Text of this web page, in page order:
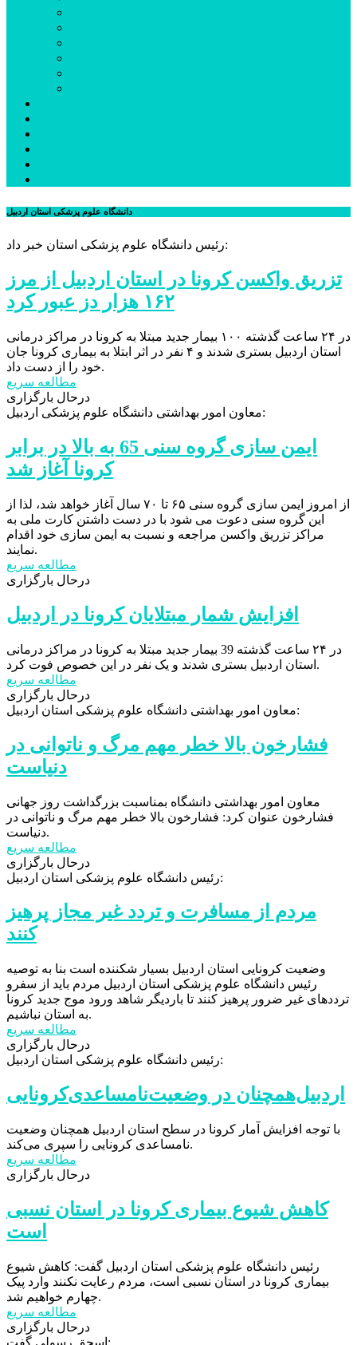
دانشگاه علوم پزشکی استان اردبیل
رئیس دانشگاه علوم پزشکی استان خبر داد:
تزریق واکسن کرونا در استان اردبیل از مرز
۱۶۲ هزار دز عبور کرد
در ۲۴ ساعت گذشته ۱۰۰ بیمار جدید مبتلا به کرونا در مراکز درمانی
استان اردبیل بستری شدند و ۴ نفر در اثر ابتلا به بیماری کرونا جان
خود را از دست داد.
مطالعه سریع
درحال بارگزاری
معاون امور بهداشتی دانشگاه علوم پزشکی اردبیل:
ایمن سازی گروه سنی 65 به بالا در برابر
کرونا آغاز شد
از امروز ایمن سازی گروه سنی ۶۵ تا ۷۰ سال آغاز خواهد شد، لذا از
این گروه سنی دعوت می شود با در دست داشتن کارت ملی به
مراکز تزریق واکسن مراجعه و نسبت به ایمن سازی خود اقدام
نمایند.
مطالعه سریع
درحال بارگزاری
افزایش شمار مبتلایان کرونا در اردبیل
در ۲۴ ساعت گذشته 39 بیمار جدید مبتلا به کرونا در مراکز درمانی
استان اردبیل بستری شدند و یک نفر در این خصوص فوت کرد.
مطالعه سریع
درحال بارگزاری
معاون امور بهداشتی دانشگاه علوم پزشکی استان اردبیل:
فشارخون بالا خطر مهم مرگ و ناتوانی در
دنياست
معاون امور بهداشتی دانشگاه بمناسبت بزرگداشت روز جهانی
فشارخون عنوان کرد: فشارخون بالا خطر مهم مرگ و ناتوانی در
دنياست.
مطالعه سریع
درحال بارگزاری
رئیس دانشگاه علوم پزشکی استان اردبیل:
مردم از مسافرت و تردد غیر مجاز پرهیز
کنند
وضعیت کرونایی استان اردبیل بسیار شکننده است بنا به توصیه
رئیس دانشگاه علوم پزشکی استان اردبیل مردم باید از سفرو
ترددهای غیر ضرور پرهیز کنند تا باردیگر شاهد ورود موج جدید کرونا
به استان نباشیم.
مطالعه سریع
درحال بارگزاری
رئیس دانشگاه علوم پزشکی استان اردبیل:
با توجه افزایش آمار کرونا در سطح استان اردبیل همچنان وضعیت
نامساعدی کرونایی را سپری می‌کند.
مطالعه سریع
درحال بارگزاری
کاهش شیوع بیماری کرونا در استان نسبی
است
رئیس دانشگاه علوم پزشکی استان اردبیل گفت: کاهش شیوع
بیماری کرونا در استان نسبی است، مردم رعایت نکنند وارد پیک
چهارم خواهیم شد.
مطالعه سریع
درحال بارگزاری
اسحق رسولی گفت: